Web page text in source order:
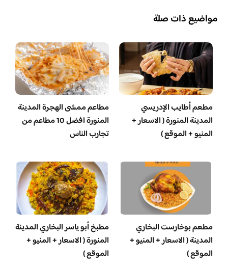
مواضيع ذات صلة
مطعم أطايب الإدريسي
المدينة المنورة ( الاسعار +
المنيو + الموقع )
مطاعم ممشى الهجرة المدينة
المنورة افضل 10 مطاعم من
تجارب الناس
مطعم بوخارست البخاري
المدينة ( الاسعار + المنيو +
الموقع )
مطبخ أبو ياسر البخاري المدينة
المنورة ( الاسعار + المنيو +
الموقع )